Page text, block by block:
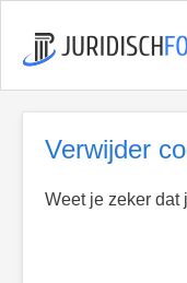
Verwijder
Weet je zeker dat